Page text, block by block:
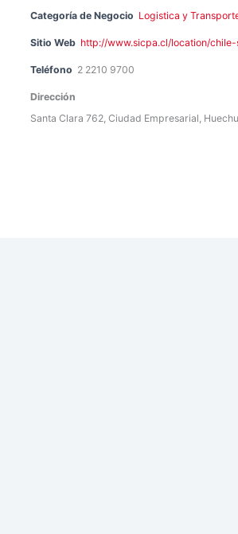
Categoría de Negocio Logistica y
Sitio Web http://www.sicpa.cl/location/
Teléfono 2 2210 9700
Dirección
Santa Clara 762, Ciudad Empresarial,